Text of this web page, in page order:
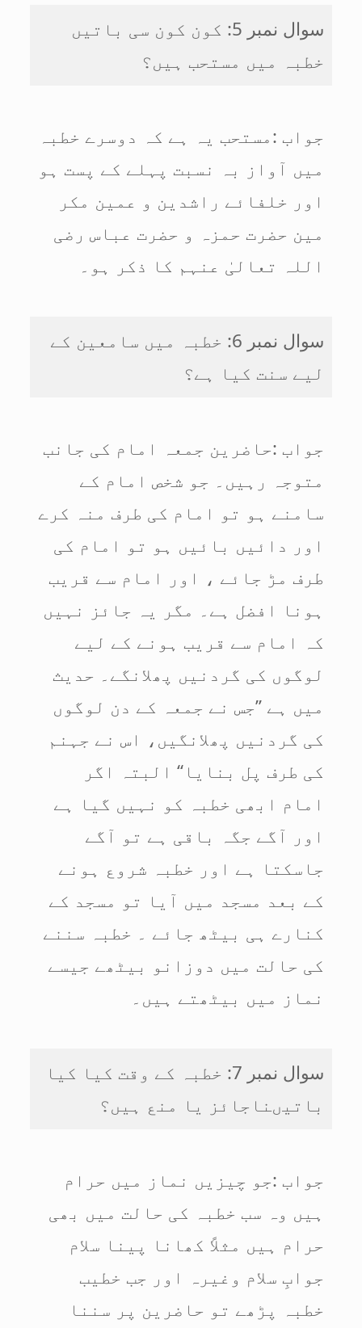
سوال نمبر 5: کون کون سی باتیں
خطبہ میں مستحب ہیں؟
جواب :مستحب یہ ہے کہ دوسرے خطبہ
میں آواز بہ نسبت پہلے کے پست ہو
اور خلفائے راشدین و عمین مکر
مین حضرت حمزہ و حضرت عباس رضی
اللہ تعالیٰ عنہم کا ذکر ہو۔
سوال نمبر 6: خطبہ میں سامعین کے
لیے سنت کیا ہے؟
جواب :حاضرین جمعہ امام کی جانب
متوجہ رہیں۔ جو شخص امام کے
سامنے ہو تو امام کی طرف منہ کرے
اور دائیں بائیں ہو تو امام کی
طرف مڑ جائے ، اور امام سے قریب
ہونا افضل ہے۔ مگر یہ جائز نہیں
کہ امام سے قریب ہونے کے لیے
لوگوں کی گردنیں پھلانگے۔ حدیث
میں ہے ’’جس نے جمعہ کے دن لوگوں
کی گردنیں پھلانگیں، اس نے جہنم
کی طرف پل بنایا‘‘ البتہ اگر
امام ابھی خطبہ کو نہیں گیا ہے
اور آگے جگہ باقی ہے تو آگے
جاسکتا ہے اور خطبہ شروع ہونے
کے بعد مسجد میں آیا تو مسجد کے
کنارے ہی بیٹھ جائے ۔ خطبہ سننے
کی حالت میں دوزانو بیٹھے جیسے
نماز میں بیٹھتے ہیں۔
سوال نمبر 7: خطبہ کے وقت کیا کیا
باتیںناجائز یا منع ہیں؟
جواب :جو چیزیں نماز میں حرام
ہیں وہ سب خطبہ کی حالت میں بھی
حرام ہیں مثلاً کھانا پینا سلام
جوابِ سلام وغیرہ اور جب خطیب
خطبہ پڑھے تو حاضرین پر سننا